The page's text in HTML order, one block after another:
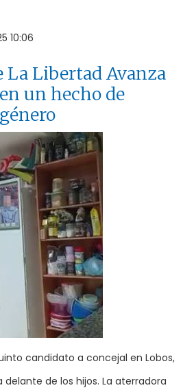
10:06
La Libertad Avanza
un hecho de
candidato a concejal en Lobos,
delante de los hijos. La aterradora